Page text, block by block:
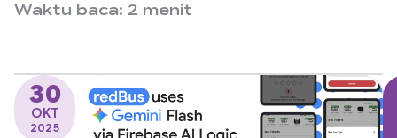
dan Cloud, serta menginspirasi Anda untuk
Waktu baca: 2 menit
30
OKT
2025